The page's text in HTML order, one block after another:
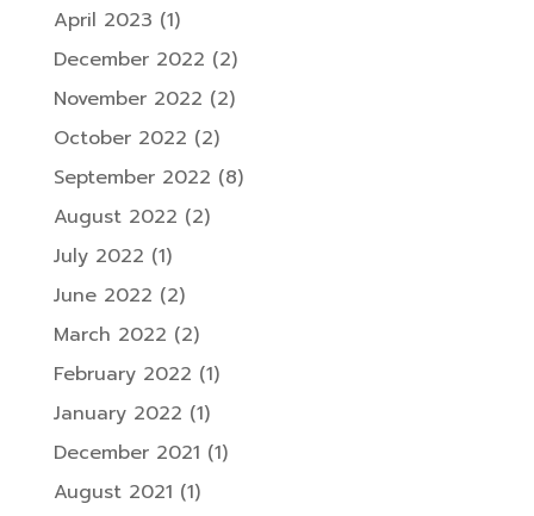
April 2023 (1)
December 2022 (2)
November 2022 (2)
October 2022 (2)
September 2022 (8)
August 2022 (2)
July 2022 (1)
June 2022 (2)
March 2022 (2)
February 2022 (1)
January 2022 (1)
December 2021 (1)
August 2021 (1)